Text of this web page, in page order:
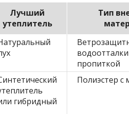
Лучший
утеплитель
Тип
пропиткой
гибридный
Полиэстер